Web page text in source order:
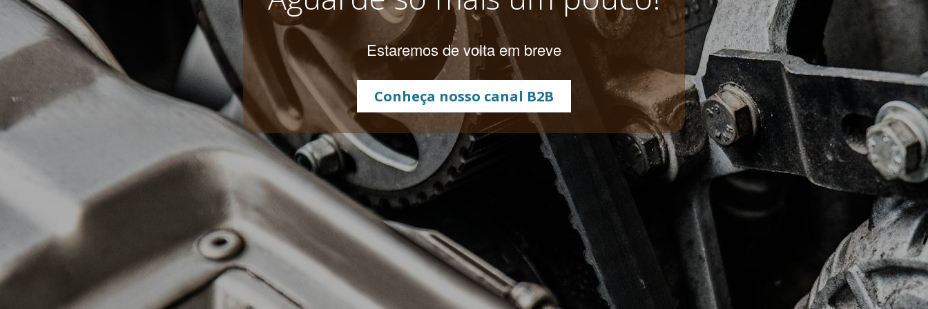
Estaremos de volta em breve
Conheça nosso canal B2B